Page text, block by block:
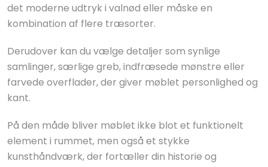
det moderne udtryk i valnød eller måske en
kombination af flere træsorter.
Derudover kan du vælge detaljer som synlige
samlinger, særlige greb, indfræsede mønstre eller
farvede overflader, der giver møblet personlighed og
kant.
På den måde bliver møblet ikke blot et funktionelt
element i rummet, men også et stykke
kunsthåndværk, der fortæller din historie og